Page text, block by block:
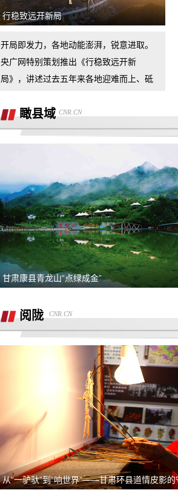
下手
同，联合二手车商坑骗消费者。退诚意
小米17pro镜头起雾，官方拆机后没解决
好问题，并且不换新，我申请换新加
杭州金昌宝湖不加价不给提车，拒绝交
汽车还不给退定金
市场价格调节问题
买车时承诺可以三个月后提前还款并落
到了合同现在条件满足但被拒，我要求
合同执行
半年了不给退定金，要求退回定金
潍坊寿光驰峰广汽本田购车定金拒不退
还，霸王条款
河北军文教育科技有限公司虚假宣传
公司退定金
强买强卖 强制贷款 称交意向金进行锁车
服务 没有按规定实施购车流程
退订金销售承诺按揭不过订金退还合同
有备注现在订金不退
订购的汽车，未完成验车，未交钥匙，
交付，订单被违规操作已完成订单
4s店隐瞒消费，侵犯了消费者知情权、
自主选择权，要求退还定金
我父亲被销售坑骗签了定金合同，提车
说没有现车要去外地。
宜享花业务员打电话叫我查看低息贷款
度，被强制下款
行稳致远开新局
开局即发力，各地动能澎湃，锐意进取。
央广网特别策划推出《行稳致远开新
局》，讲述过去五年来各地迎难而上、砥
瞰县域 CNR.CN
甘肃康县青龙山“点绿成金”
阅陇 CNR.CN
从“一驴驮”到“响世界”——甘肃环县道情皮影的